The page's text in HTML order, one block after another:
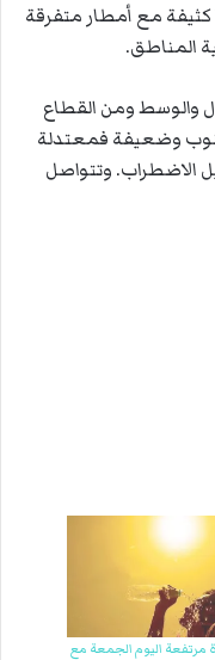
مع أمطار متفرقة
المناطق.
والوسط ومن القطاع
وضعيفة فمعتدلة
الاضطراب. وتتواصل
مرتفعة اليوم الجمعة مع